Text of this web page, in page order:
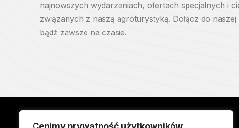
Cenimy prywatność użytkowników
najnowszych wydarzeniach, ofertach specjalnych i
związanych z naszą agroturystyką. Dołącz do naszej
bądź zawsze na czasie.